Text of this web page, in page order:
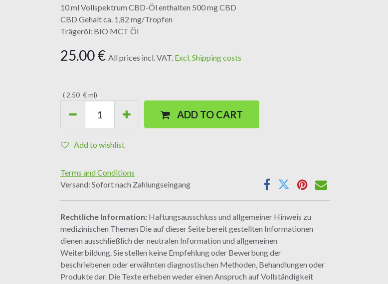
10 ml Vollspektrum CBD-Öl enthalten 500 mg CBD
CBD Gehalt ca. 1,82 mg/Tropfen
Trägeröl: BIO MCT Öl
25.00€ All prices incl. VAT. Excl. Shipping costs
( 2.50 €ml)
ADD TO CART
Add to wishlist
Terms and Conditions
Versand: Sofort nach Zahlungseingang
Rechtliche Information: Haftungsausschluss und allgemeiner Hinweis zu
medizinischen Themen Die auf dieser Seite bereit gestellten Informationen
dienen ausschließlich der neutralen Information und allgemeinen
Weiterbildung. Sie stellen keine Empfehlung oder Bewerbung der
beschriebenen oder erwähnten diagnostischen Methoden, Behandlungen oder
Produkte dar. Die Texte erheben weder einen Anspruch auf Vollständigkeit